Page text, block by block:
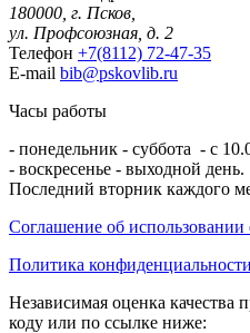
180000, г. Псков,
ул. Профсоюзная, д. 2
Телефон +7(8112) 72-47-35
E-mail bib@pskovlib.ru
Часы работы
- понедельник - суббота - с
- воскресенье - выходной день.
Последний вторник каждого
Соглашение об
Политика конфиденциальности
Независимая оценка качества
коду или по ссылке ниже: